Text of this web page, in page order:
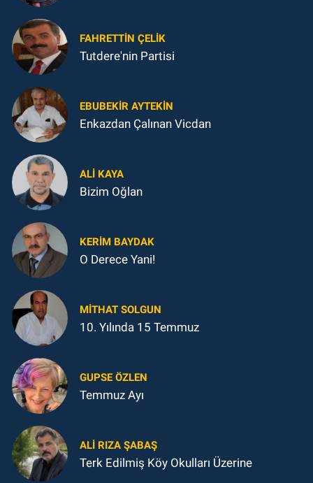
FAHRETTIN ÇELİK
Tutdere'nin Partisi
EBUBEKIR AYTEKIN
Enkazdan Çalınan Vicdan
ALI KAYA
Bizim Oğlan
KERIM BAYDAK
O Derece Yani!
MITHAT SOLGUN
10. Yılında 15 Temmuz
GUPSE ÖZLEN
Temmuz Ayı
ALI RIZA ŞABAŞ
Terk Edilmiş Köy Okulları Üzerine